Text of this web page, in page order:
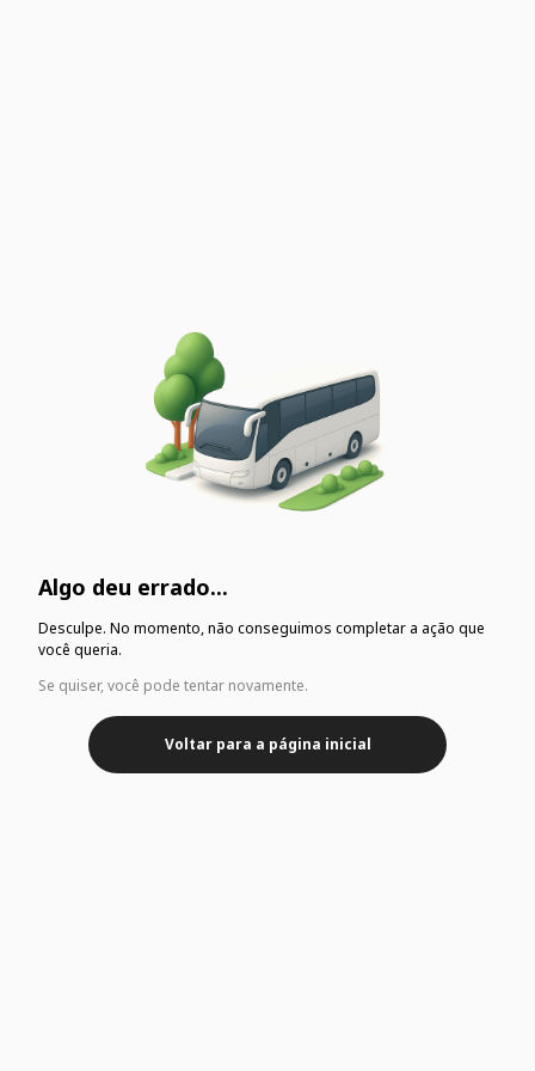
Algo deu errado...
Desculpe. No momento, não conseguimos completar a ação que
você queria.
Se quiser, você pode tentar novamente.
Voltar para a página inicial